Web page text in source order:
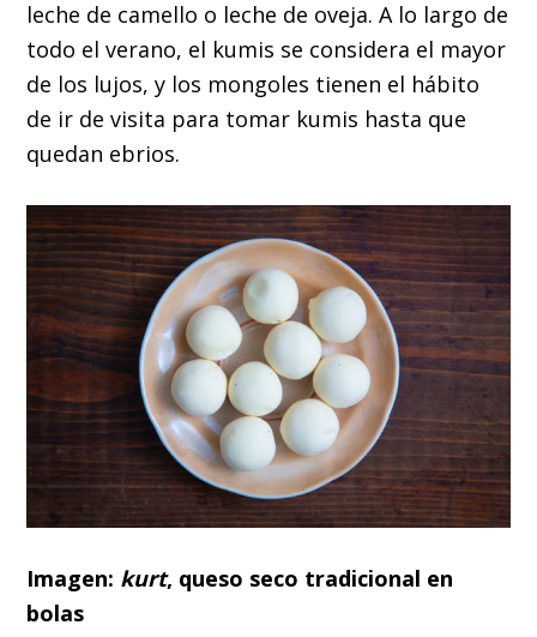
leche de camello o leche de oveja. A lo largo de
todo el verano, el kumis se considera el mayor
de los lujos, y los mongoles tienen el hábito
de ir de visita para tomar kumis hasta que
quedan ebrios.
Imagen: kurt, queso seco tradicional en
bolas